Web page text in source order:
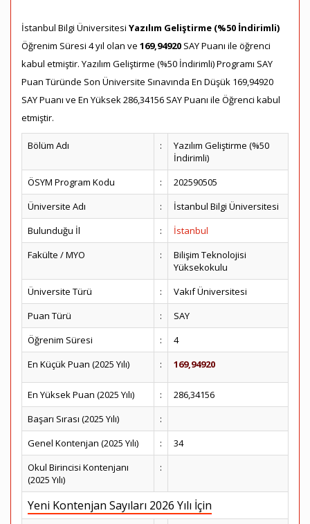
İstanbul Bilgi Üniversitesi Yazılım Geliştirme (%50 İndirimli)
Öğrenim Süresi 4 yıl olan ve 169,94920 SAY Puanı ile öğrenci
kabul etmiştir. Yazılım Geliştirme (%50 İndirimli) Programı SAY
Puan Türünde Son Üniversite Sınavında En Düşük 169,94920
SAY Puanı ve En Yüksek 286,34156 SAY Puanı ile Öğrenci kabul
etmiştir.
Bölüm Adı :
Yazılım Geliştirme (%50
İndirimli)
ÖSYM Program Kodu
:
202590505
Üniversite Adı
:
İstanbul Bilgi Üniversitesi
Bulunduğu İl
:
İstanbul
Fakülte / MYO
:
Bilişim Teknolojisi
Yüksekokulu
Üniversite Türü
:
Vakıf Üniversitesi
Puan Türü
:
SAY
Öğrenim Süresi
:
4
En Küçük Puan (2025 Yılı)
: 169,94920
En Yüksek Puan (2025 Yılı) :
286,34156
Başarı Sırası (2025 Yılı)
:
Genel Kontenjan (2025 Yılı)
:
34
Okul Birincisi Kontenjanı
(2025 Yılı)
:
Yeni Kontenjan Sayıları 2026 Yılı İçin